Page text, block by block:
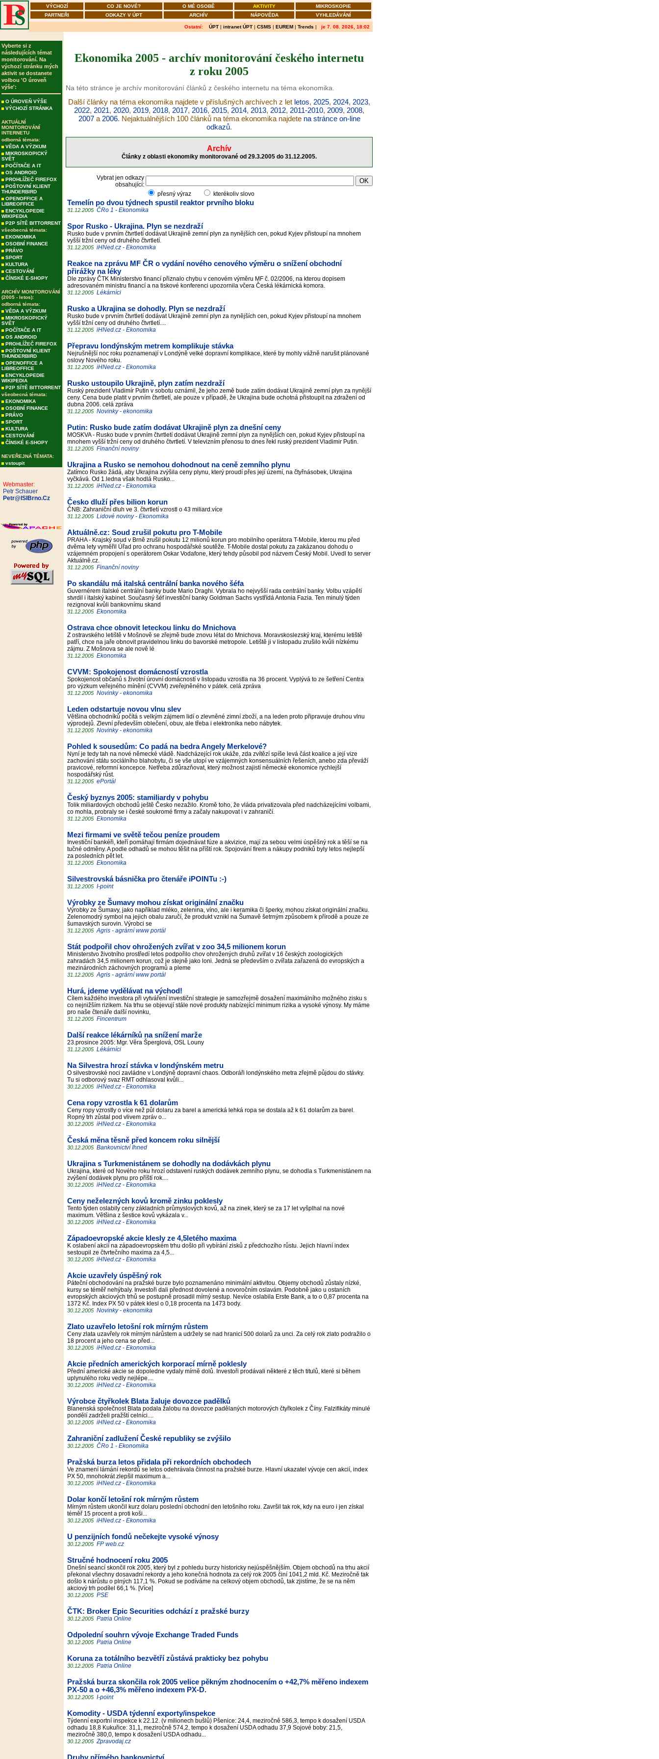
VÝCHOZÍ CO JE NOVÉ? O MÉ OSOBĚ AKTIVITY
MIKROSKOPIE
PARTNEŘI
ODKAZY V ÚPT ARCHÍV NÁPOVĚDA VYHLEDÁVÁNÍ
Ostatní: ÚPT | intranet ÚPT | CSMS | EUREM | Trends | je 7. 08. 2026, 18:02
Vyberte si z
následujících témat
monitorování. Na
výchozí stránku mých
aktivit se dostanete
volbou 'O úroveň
výše':
O ÚROVEŇ VÝŠE
VÝCHOZÍ STRÁNKA
AKTUÁLNÍ
MONITOROVÁNÍ
INTERNETU
odborná témata:
VĚDA A VÝZKUM
MIKROSKOPICKÝ
SVĚT
POČÍTAČE A IT
OS ANDROID
PROHLÍŽEČ FIREFOX
POŠTOVNÍ KLIENT
THUNDERBIRD
OPENOFFICE A
LIBREOFFICE
ENCYKLOPEDIE
WIKIPEDIA
P2P SÍTĚ BITTORRENT
všeobecná témata:
EKONOMIKA
OSOBNÍ FINANCE
PRÁVO
SPORT
KULTURA
CESTOVÁNÍ
ČÍNSKÉ E-SHOPY
ARCHÍV MONITOROVÁNÍ
(2005 - letos):
odborná témata:
VĚDA A VÝZKUM
MIKROSKOPICKÝ
SVĚT
POČÍTAČE A IT
OS ANDROID
PROHLÍŽEČ FIREFOX
POŠTOVNÍ KLIENT
THUNDERBIRD
OPENOFFICE A
LIBREOFFICE
ENCYKLOPEDIE
WIKIPEDIA
P2P SÍTĚ BITTORRENT
všeobecná témata:
EKONOMIKA
OSOBNÍ FINANCE
PRÁVO
SPORT
KULTURA
CESTOVÁNÍ
ČÍNSKÉ E-SHOPY
NEVEŘEJNÁ TÉMATA:
vstoupit
Webmaster:
Petr Schauer
Petr@ISIBrno.Cz
Ekonomika 2005 - archív monitorování českého internetu
z roku 2005
Na této stránce je archív monitorování článků z českého internetu na téma ekonomika.
Další články na téma ekonomika najdete v příslušných archívech z let letos, 2025, 2024, 2023,
2022, 2021, 2020, 2019, 2018, 2017, 2016, 2015, 2014, 2013, 2012, 2011-2010, 2009, 2008,
2007a 2006. Nejaktuálnějších 100 článků na téma ekonomika najdete na stránce on-line
odkazů.
Archív
Články z oblasti ekonomiky monitorované od 29.3.2005 do 31.12.2005.
Vybrat jen odkazy
obsahující:
přesný výraz
kterékoliv slovo
Temelín po dvou týdnech spustil reaktor prvního bloku
31.12.2005 ČRo 1 - Ekonomika
Spor Rusko - Ukrajina. Plyn se nezdraží
Rusko bude v prvním čtvrtletí dodávat Ukrajině zemní plyn za nynějších cen, pokud Kyjev přistoupí na mnohem
vyšší tržní ceny od druhého čtvrtletí.
31.12.2005 iHNed.cz - Ekonomika
Reakce na zprávu MF ČR o vydání nového cenového výměru o snížení obchodní
přirážky na léky
Dle zprávy ČTK Ministerstvo financí přiznalo chybu v cenovém výměru MF č. 02/2006, na kterou dopisem
adresovaném ministru financí a na tiskové konferenci upozornila včera Česká lékárnická komora.
31.12.2005 Lékárníci
Rusko a Ukrajina se dohodly. Plyn se nezdraží
Rusko bude v prvním čtvrtletí dodávat Ukrajině zemní plyn za nynějších cen, pokud Kyjev přistoupí na mnohem
vyšší tržní ceny od druhého čtvrtletí....
31.12.2005 iHNed.cz - Ekonomika
Přepravu londýnským metrem komplikuje stávka
Nejrušnější noc roku poznamenají v Londýně velké dopravní komplikace, které by mohly vážně narušit plánované
oslovy Nového roku.
31.12.2005 iHNed.cz - Ekonomika
Rusko ustoupilo Ukrajině, plyn zatím nezdraží
Ruský prezident Vladimír Putin v sobotu oznámil, že jeho země bude zatím dodávat Ukrajině zemní plyn za nynější
ceny. Cena bude platit v prvním čtvrtletí, ale pouze v případě, že Ukrajina bude ochotná přistoupit na zdražení od
dubna 2006. celá zpráva
31.12.2005 Novinky - ekonomika
Putin: Rusko bude zatím dodávat Ukrajině plyn za dnešní ceny
MOSKVA - Rusko bude v prvním čtvrtletí dodávat Ukrajině zemní plyn za nynějších cen, pokud Kyjev přistoupí na
mnohem vyšší tržní ceny od druhého čtvrtletí. V televizním přenosu to dnes řekl ruský prezident Vladimir Putin.
31.12.2005 Finanční noviny
Ukrajina a Rusko se nemohou dohodnout na ceně zemního plynu
Zatímco Rusko žádá, aby Ukrajina zvýšila ceny plynu, který proudí přes její území, na čtyřnásobek, Ukrajina
vyčkává. Od 1.ledna však hodlá Rusko...
31.12.2005 iHNed.cz - Ekonomika
Česko dluží přes bilion korun
ČNB: Zahraniční dluh ve 3. čtvrtletí vzrostl o 43 miliard.více
31.12.2005 Lidové noviny - Ekonomika
Aktuálně.cz: Soud zrušil pokutu pro T-Mobile
PRAHA - Krajský soud v Brně zrušil pokutu 12 milionů korun pro mobilního operátora T-Mobile, kterou mu před
dvěma lety vyměřil Úřad pro ochranu hospodářské soutěže. T-Mobile dostal pokutu za zakázanou dohodu o
vzájemném propojení s operátorem Oskar Vodafone, který tehdy působil pod názvem Český Mobil. Uvedl to server
Aktuálně.cz.
31.12.2005 Finanční noviny
Po skandálu má italská centrální banka nového šéfa
Guvernérem italské centrální banky bude Mario Draghi. Vybrala ho nejvyšší rada centrální banky. Volbu vzápětí
stvrdil i italský kabinet. Současný šéf investiční banky Goldman Sachs vystřídá Antonia Fazia. Ten minulý týden
rezignoval kvůli bankovnímu skand
31.12.2005 Ekonomika
Ostrava chce obnovit leteckou linku do Mnichova
Z ostravského letiště v Mošnově se zřejmě bude znovu létat do Mnichova. Moravskoslezský kraj, kterému letiště
patří, chce na jaře obnovit pravidelnou linku do bavorské metropole. Letiště ji v listopadu zrušilo kvůli nízkému
zájmu. Z Mošnova se ale nově lé
31.12.2005 Ekonomika
CVVM: Spokojenost domácností vzrostla
Spokojenost občanů s životní úrovní domácností v listopadu vzrostla na 36 procent. Vyplývá to ze šetření Centra
pro výzkum veřejného mínění (CVVM) zveřejněného v pátek. celá zpráva
31.12.2005 Novinky - ekonomika
Leden odstartuje novou vlnu slev
Většina obchodníků počítá s velkým zájmem lidí o zlevněné zimní zboží, a na leden proto připravuje druhou vlnu
výprodejů. Zlevní především oblečení, obuv, ale třeba i elektronika nebo nábytek.
31.12.2005 Novinky - ekonomika
Pohled k sousedům: Co padá na bedra Angely Merkelové?
Nyní je tedy tah na nové německé vládě. Nadcházející rok ukáže, zda zvítězí spíše levá část koalice a její vize
zachování státu sociálního blahobytu, či se vše utopí ve vzájemných konsensuálních řešeních, anebo zda převáží
pravicové, reformní koncepce. Netřeba zdůrazňovat, který možnost zajistí německé ekonomice rychlejší
hospodářský růst.
31.12.2005 ePortál
Český byznys 2005: stamiliardy v pohybu
Tolik miliardových obchodů ještě Česko nezažilo. Kromě toho, že vláda privatizovala před nadcházejícími volbami,
co mohla, probraly se i české soukromé firmy a začaly nakupovat i v zahraničí.
31.12.2005 Ekonomika
Mezi firmami ve světě tečou peníze proudem
Investiční bankéři, kteří pomáhají firmám dojednávat fúze a akvizice, mají za sebou velmi úspěšný rok a těší se na
tučné odměny. A podle odhadů se mohou těšit na příští rok. Spojování firem a nákupy podniků byly letos nejlepší
za posledních pět let.
31.12.2005 Ekonomika
Silvestrovská básnička pro čtenáře iPOINTu :-)
31.12.2005 I-point
Výrobky ze Šumavy mohou získat originální značku
Výrobky ze Šumavy, jako například mléko, zelenina, víno, ale i keramika či šperky, mohou získat originální značku.
Zelenomodrý symbol na jejich obalu zaručí, že produkt vznikl na Šumavě šetrným způsobem k přírodě a pouze ze
šumavských surovin. Výrobci se
31.12.2005 Agris - agrární www portál
Stát podpořil chov ohrožených zvířat v zoo 34,5 milionem korun
Ministerstvo životního prostředí letos podpořilo chov ohrožených druhů zvířat v 16 českých zoologických
zahradách 34,5 milionem korun, což je stejně jako loni. Jedná se především o zvířata zařazená do evropských a
mezinárodních záchovných programů a pleme
31.12.2005 Agris - agrární www portál
Hurá, jdeme vydělávat na východ!
Cílem každého investora při vytváření investiční strategie je samozřejmě dosažení maximálního možného zisku s
co nejnižším rizikem. Na trhu se objevují stále nové produkty nabízející minimum rizika a vysoké výnosy. My máme
pro naše čtenáře další novinku,
31.12.2005 Fincentrum
Další reakce lékárníků na snížení marže
23.prosince 2005: Mgr. Věra Šperglová, OSL Louny
31.12.2005 Lékárníci
Na Silvestra hrozí stávka v londýnském metru
O silvestrovské noci zavládne v Londýně dopravní chaos. Odboráři londýnského metra zřejmě půjdou do stávky.
Tu si odborový svaz RMT odhlasoval kvůli...
30.12.2005 iHNed.cz - Ekonomika
Cena ropy vzrostla k 61 dolarům
Ceny ropy vzrostly o více než půl dolaru za barel a americká lehká ropa se dostala až k 61 dolarům za barel.
Ropný trh zůstal pod vlivem zpráv o...
30.12.2005 iHNed.cz - Ekonomika
Česká měna těsně před koncem roku silnější
30.12.2005 Bankovnictví Ihned
Ukrajina s Turkmenistánem se dohodly na dodávkách plynu
Ukrajina, které od Nového roku hrozí odstavení ruských dodávek zemního plynu, se dohodla s Turkmenistánem na
zvýšení dodávek plynu pro příští rok....
30.12.2005 iHNed.cz - Ekonomika
Ceny neželezných kovů kromě zinku poklesly
Tento týden oslabily ceny základních průmyslových kovů, až na zinek, který se za 17 let vyšplhal na nové
maximum. Většina z šestice kovů vykázala v...
30.12.2005 iHNed.cz - Ekonomika
Západoevropské akcie klesly ze 4,5letého maxima
K oslabení akcií na západoevropském trhu došlo při vybírání zisků z předchozího růstu. Jejich hlavní index
sestoupil ze čtvrtečního maxima za 4,5...
30.12.2005 iHNed.cz - Ekonomika
Akcie uzavřely úspěšný rok
Páteční obchodování na pražské burze bylo poznamenáno minimální aktivitou. Objemy obchodů zůstaly nízké,
kursy se téměř nehýbaly. Investoři dali přednost dovolené a novoročním oslavám. Podobně jako u ostaních
evropských akciových trhů se postupně prosadil mírný sestup. Nevíce oslabila Erste Bank, a to o 0,87 procenta na
1372 Kč. Index PX 50 v pátek klesl o 0,18 procenta na 1473 body.
30.12.2005 Novinky - ekonomika
Zlato uzavřelo letošní rok mírným růstem
Ceny zlata uzavřely rok mírným nárůstem a udržely se nad hranicí 500 dolarů za unci. Za celý rok zlato podražilo o
18 procent a jeho cena se před...
30.12.2005 iHNed.cz - Ekonomika
Akcie předních amerických korporací mírně poklesly
Přední americké akcie se dopoledne vydaly mírně dolů. Investoři prodávali některé z těch titulů, které si během
uplynulého roku vedly nejlépe....
30.12.2005 iHNed.cz - Ekonomika
Výrobce čtyřkolek Blata žaluje dovozce padělků
Blanenská společnost Blata podala žalobu na dovozce padělaných motorových čtyřkolek z Číny. Falzifikáty minulé
pondělí zadrželi pražští celníci....
30.12.2005 iHNed.cz - Ekonomika
Zahraniční zadlužení České republiky se zvýšilo
30.12.2005 ČRo 1 - Ekonomika
Pražská burza letos přidala při rekordních obchodech
Ve znamení lámání rekordů se letos odehrávala činnost na pražské burze. Hlavní ukazatel vývoje cen akcií, index
PX 50, mnohokrát zlepšil maximum a...
30.12.2005 iHNed.cz - Ekonomika
Dolar končí letošní rok mírným růstem
Mírným růstem ukončil kurz dolaru poslední obchodní den letošního roku. Završil tak rok, kdy na euro i jen získal
téměř 15 procent a proti koši...
30.12.2005 iHNed.cz - Ekonomika
U penzijních fondů nečekejte vysoké výnosy
30.12.2005 FP web.cz
Stručné hodnocení roku 2005
Dnešní seancí skončil rok 2005, který byl z pohledu burzy historicky nejúspěšnějším. Objem obchodů na trhu akcií
překonal všechny dosavadní rekordy a jeho konečná hodnota za celý rok 2005 činí 1041,2 mld. Kč. Meziročně tak
došlo k nárůstu o plných 117,1 %. Pokud se podíváme na celkový objem obchodů, tak zjistíme, že se na něm
akciový trh podílel 66,1 %. [Více]
30.12.2005 PSE
ČTK: Broker Epic Securities odchází z pražské burzy
30.12.2005 Patria Online
Odpolední souhrn vývoje Exchange Traded Funds
30.12.2005 Patria Online
Koruna za totálního bezvětří zůstává prakticky bez pohybu
30.12.2005 Patria Online
Pražská burza skončila rok 2005 velice pěkným zhodnocením o +42,7% měřeno indexem
PX-50 a o +46,3% měřeno indexem PX-D.
30.12.2005 I-point
Komodity - USDA týdenní exporty/inspekce
Týdenní exportní inspekce k 22.12. (v milionech bušlů) Pšenice: 24,4, meziročně 586,3, tempo k dosažení USDA
odhadu 18,8 Kukuřice: 31,1, meziročně 574,2, tempo k dosažení USDA odhadu 37,9 Sojové boby: 21,5,
meziročně 380,0, tempo k dosažení USDA odhadu...
30.12.2005 Zpravodaj.cz